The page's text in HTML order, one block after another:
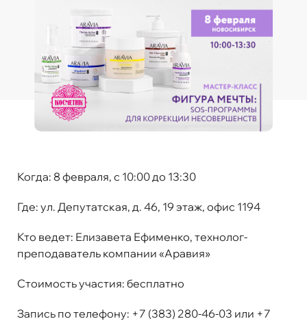
Когда: 8 февраля, с 10:00 до 13:30
Где: ул. Депутатская, д. 46, 19 этаж, офис 1194
Кто ведет: Елизавета Ефименко, технолог-
преподаватель компании «Аравия»
Стоимость участия: бесплатно
Запись по телефону: +7 (383) 280-46-03 или +7